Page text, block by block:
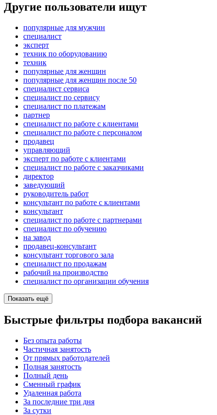
Другие пользователи ищут
популярные для мужчин
специалист
эксперт
техник по оборудованию
техник
популярные для женщин
популярные для женщин после 50
специалист сервиса
специалист по сервису
специалист по платежам
партнер
специалист по работе с клиентами
специалист по работе с персоналом
продавец
управляющий
эксперт по работе с клиентами
специалист по работе с заказчиками
директор
заведующий
руководитель работ
консультант по работе с клиентами
консультант
специалист по работе с партнерами
специалист по обучению
на завод
продавец-консультант
консультант торгового зала
специалист по продажам
рабочий на производство
специалист по организации обучения
Показать ещё
Быстрые фильтры подбора вакансий
Без опыта работы
Частичная занятость
От прямых работодателей
Полная занятость
Полный день
Сменный график
Удаленная работа
За последние три дня
За сутки